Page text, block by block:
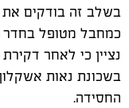
בשלב זה בודקים את
כמחבל מטופל בחדר
נציין כי לאחר
בשכונת נאות
החסידה.